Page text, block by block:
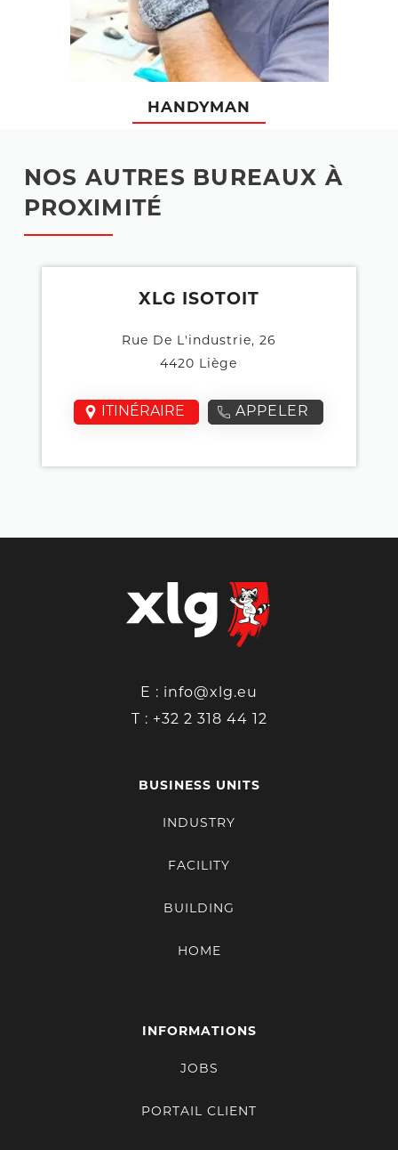
HANDYMAN
NOS AUTRES BUREAUX À
PROXIMITÉ
XLG ISOTOIT
Rue De L'industrie, 26
4420 Liège
ITINÉRAIRE APPELER
E : info@xlg.eu
T : +32 2 318 44 12
BUSINESS UNITS
INDUSTRY
FACILITY
BUILDING
HOME
INFORMATIONS
JOBS
PORTAIL CLIENT